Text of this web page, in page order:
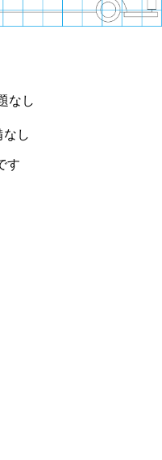
なし
なし
す